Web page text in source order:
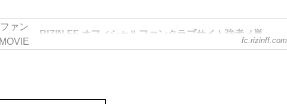
RIZIN FF オフィシャルファンクラブサイト強者ノ巣
fc.rizinff.com